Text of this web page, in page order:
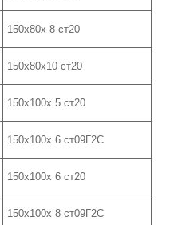
150х80х 8 ст20
150х80х10 ст20
150х100х 5 ст20
150х100х 6 ст09Г2С
150х100х 6 ст20
150х100х 8 ст09Г2С